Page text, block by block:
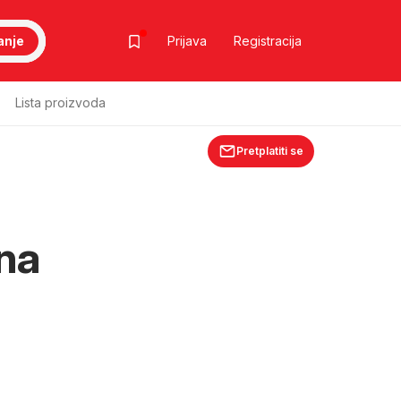
Prijava Registracija
Lista proizvoda
Pretplatiti se